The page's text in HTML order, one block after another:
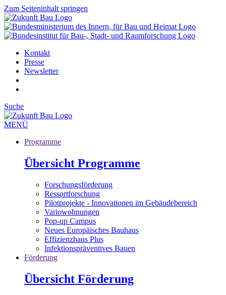
Zum Seiteninhalt springen
Kontakt
Presse
Newsletter
Suche
MENÜ
Programme
Übersicht Programme
Forschungsförderung
Ressortforschung
Pilotprojekte - Innovationen im Gebäudebereich
Variowohnungen
Pop-up Campus
Neues Europäisches Bauhaus
Effizienzhaus Plus
Infektionspräventives Bauen
Förderung
Übersicht Förderung